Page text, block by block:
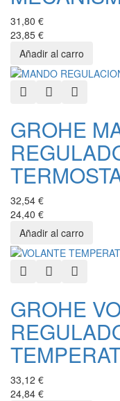
31,80 €
23,85 €
Quick ViewAdd to Wishlist
GROHE
32,54 €
24,40 €
Quick ViewAdd to Wishlist
GROHE
33,12 €
24,84 €